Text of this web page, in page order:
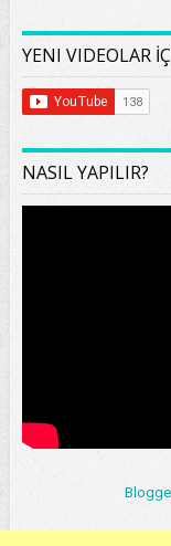
YENI VIDEOLAR
NASIL YAPILIR?